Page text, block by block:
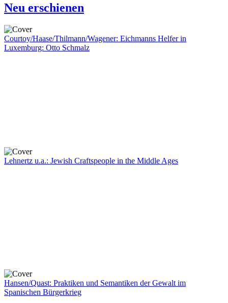
Neu erschienen
Courtoy/Haase/Thilmann/Wagener: Eichmanns Helfer in
Luxemburg: Otto Schmalz
Lehnertz u.a.: Jewish Craftspeople in the Middle Ages
Hansen/Quast: Praktiken und Semantiken der Gewalt im
Spanischen Bürgerkrieg